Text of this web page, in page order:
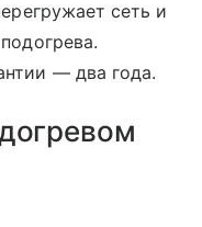
сеть и
— два года.